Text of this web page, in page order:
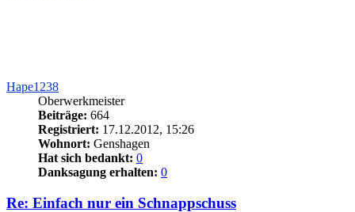
Hape1238
Oberwerkmeister
Beiträge: 664
Registriert: 17.12.2012, 15:26
Wohnort: Genshagen
Hat sich bedankt: 0
Danksagung erhalten: 0
Re: Einfach nur ein Schnappschuss